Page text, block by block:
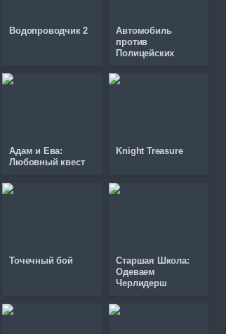
Водопроводчик 2
Автомобиль
против
Полицейских
Адам и Ева:
Любовный квест
Knight Treasure
Точечный бой
Старшая Школа:
Одеваем
Черлидерш